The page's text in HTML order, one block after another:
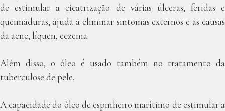
de estimular a cicatrização de várias úlceras, feridas e
queimaduras, ajuda a eliminar sintomas externos e as causas
da acne, líquen, eczema.
Além disso, o óleo é usado também no tratamento da
tuberculose de pele.
A capacidade do óleo de espinheiro marítimo de estimular a